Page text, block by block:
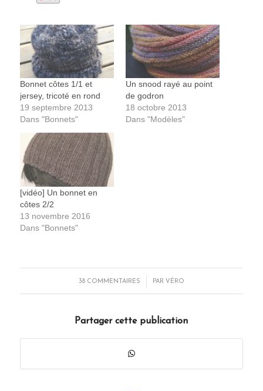
Bonnet côtes 1/1 et
jersey, tricoté en rond
19 septembre 2013
Dans "Bonnets"
Un snood rayé au point
de godron
18 octobre 2013
Dans "Modèles"
[vidéo] Un bonnet en
côtes 2/2
13 novembre 2016
Dans "Bonnets"
38 COMMENTAIRES
/ PAR VÉRO
Partager cette publication